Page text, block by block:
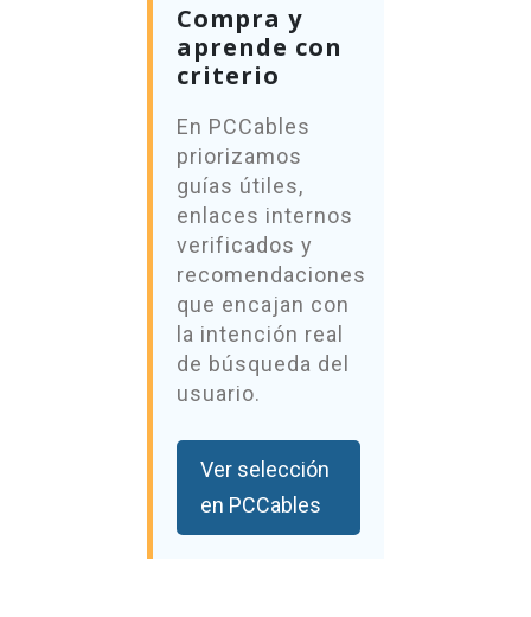
Compra y
aprende con
criterio
En PCCables
priorizamos
guías útiles,
enlaces internos
verificados y
recomendaciones
que encajan con
la intención real
de búsqueda del
usuario.
Ver selección
en PCCables